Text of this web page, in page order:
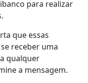
para realizar
que essas
receber uma
qualquer
a mensagem.